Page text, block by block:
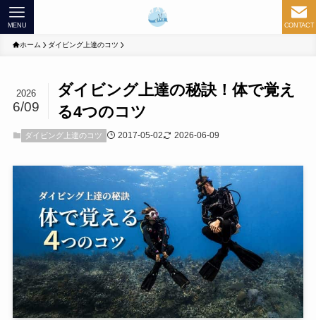
CONTACT
MENU
ホーム ダイビング上達のコツ
ダイビング上達の秘訣！体で覚え
る4つのコツ
2026
6/09
ダイビング上達のコツ 2017-05-02 2026-06-09